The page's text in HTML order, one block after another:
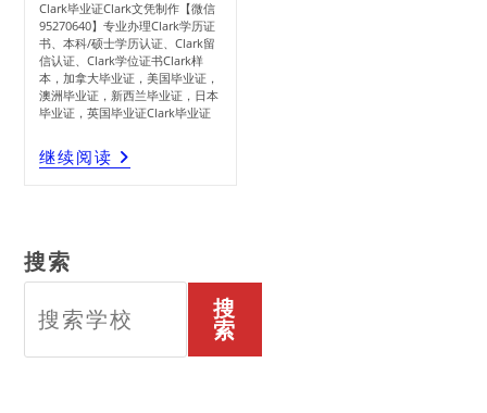
Clark毕业证Clark文凭制作【微信
95270640】专业办理Clark学历证
书、本科/硕士学历认证、Clark留
信认证、Clark学位证书Clark样
本，加拿大毕业证，美国毕业证，
澳洲毕业证，新西兰毕业证，日本
毕业证，英国毕业证Clark毕业证
继续阅读 Clark
毕
业
搜索
搜
索